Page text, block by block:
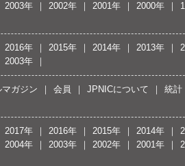
2003年 2002年 2001年 2000年
2016年 2015年 2014年 2013年
2003年
ガジン 会員 JPNICについて
統計
2017年 2016年 2015年 2014年
2004年 2003年 2002年 2001年